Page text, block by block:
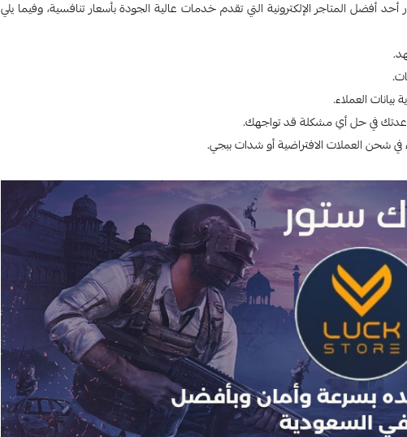
المتاجر الإلكترونية التي تقدم خدمات عالية الجودة بأسعار تنافسية، وفيما يلي
العملاء.
في حل أي مشكلة قد تواجهك.
شحن العملات الافتراضية أو شدات ببجي.